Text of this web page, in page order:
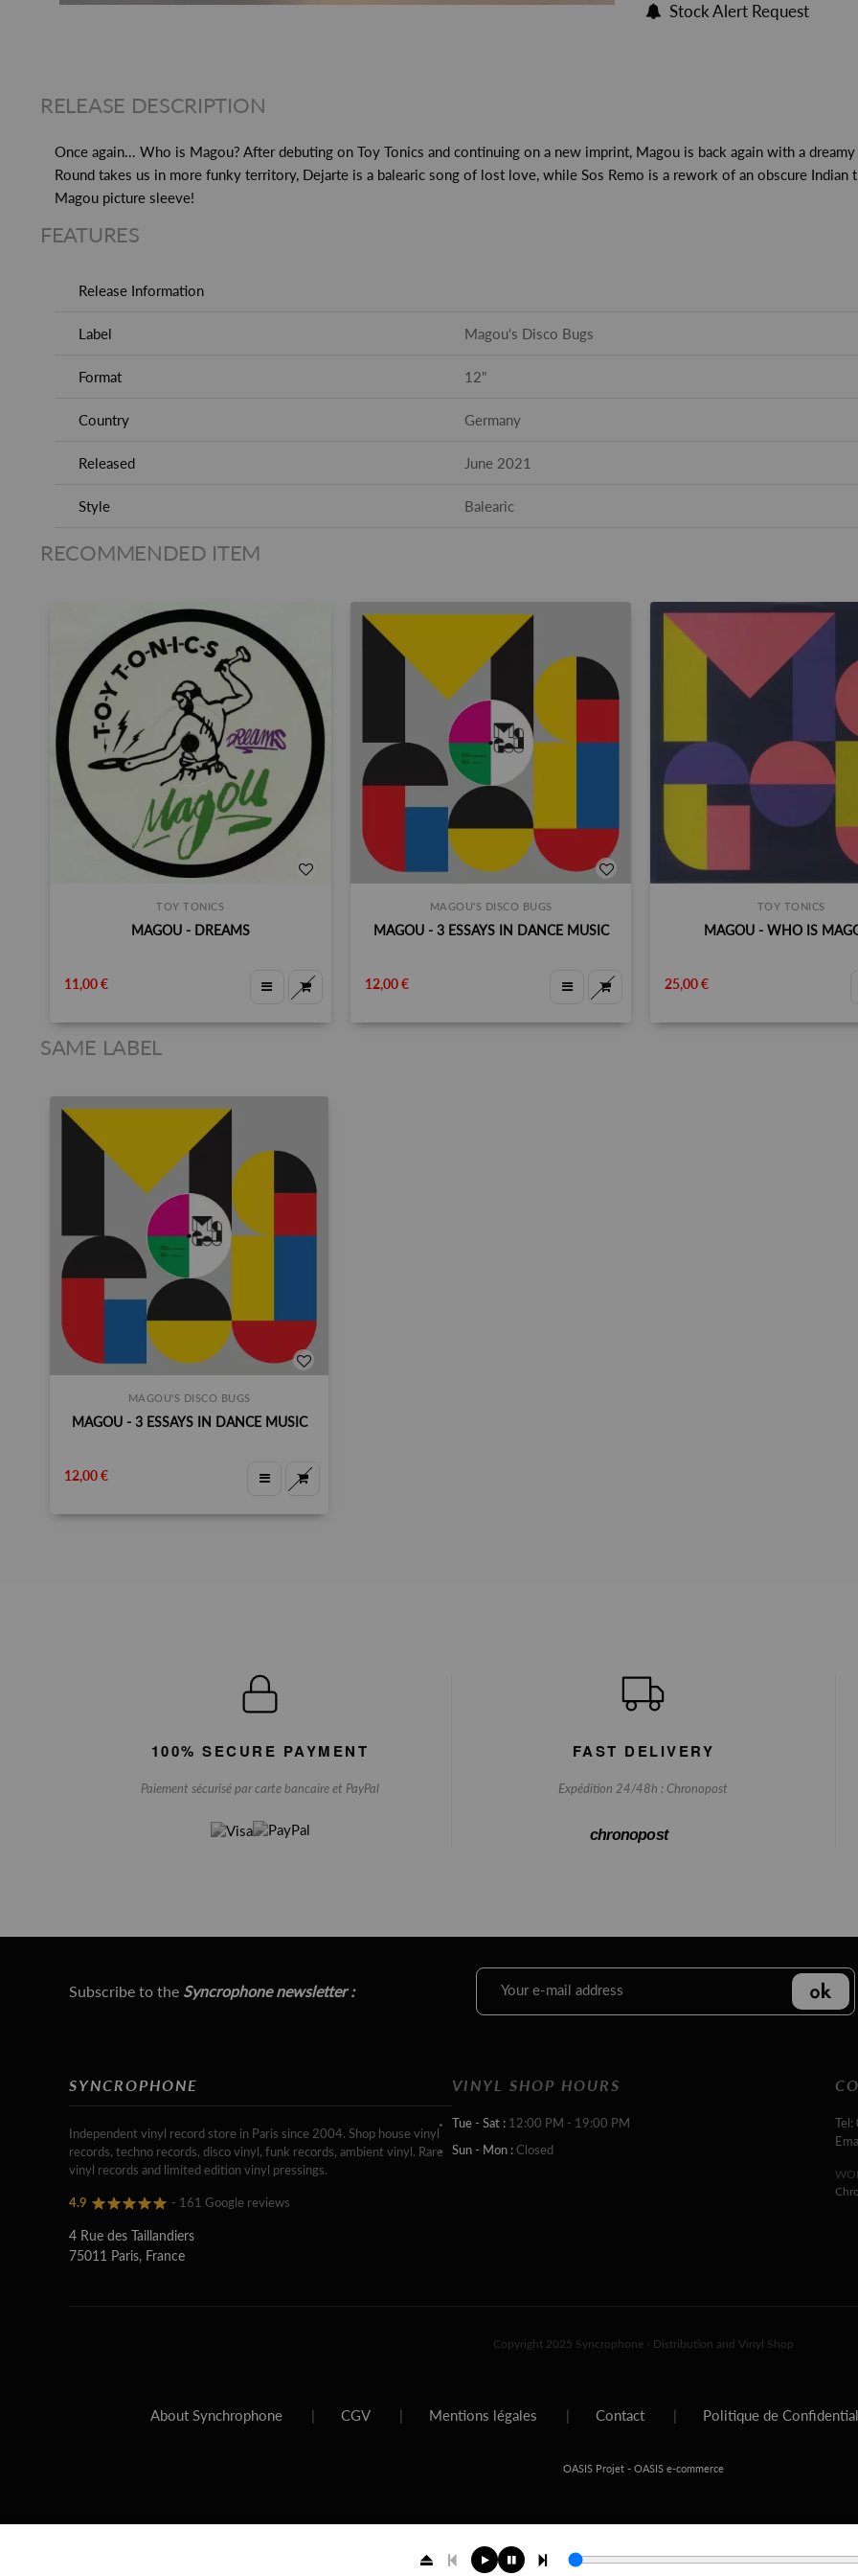
Stock Alert Request
RELEASE DESCRIPTION
Once again... Who is Magou? After debuting on Toy Tonics and continuing on a new imprint, Magou is back again with a
Round takes us in more funky territory, Dejarte is a balearic song of lost love, while Sos Remo is a rework of an obscure
Magou picture sleeve!
FEATURES
Release Information
Label Magou's Disco Bugs
Format 12"
Country Germany
Released June 2021
Style Balearic
RECOMMENDED ITEM
TOY TONICS
MAGOU - DREAMS
11,00 €
MAGOU'S DISCO BUGS
MAGOU - 3 ESSAYS IN DANCE MUSIC
12,00 €
TOY TONICS
MAGOU - WHO IS
25,00 €
SAME LABEL
MAGOU'S DISCO BUGS
MAGOU - 3 ESSAYS IN DANCE MUSIC
12,00 €
100% SECURE PAYMENT
Paiement sécurisé par carte bancaire et PayPal
FAST DELIVERY
Expédition 24/48h : Chronopost
chronopost
Subscribe to the Syncrophone newsletter :
SYNCROPHONE
Independent vinyl record store in Paris since 2004. Shop house vinyl
records, techno records, disco vinyl, funk records, ambient vinyl. Rare
vinyl records and limited edition vinyl pressings.
4.9 - 161 Google reviews
4 Rue des Taillandiers
75011 Paris, France
VINYL SHOP HOURS
Tue - Sat : 12:00 PM - 19:00 PM
Sun - Mon : Closed
Copyright 2025 Syncrophone - Distribution and Vinyl Shop
About Synchrophone | CGV | Mentions légales | Contact | Politique de
OASIS Projet - OASIS e-commerce